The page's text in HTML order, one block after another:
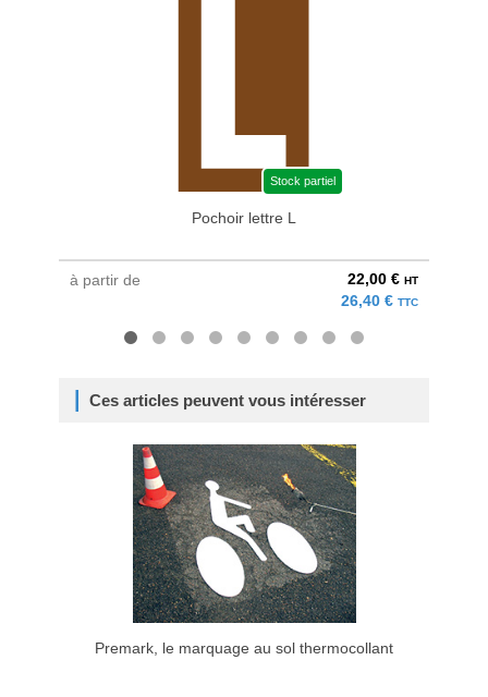
Stock partiel
Pochoir lettre L
à partir de 22,00 € HT
26,40 € TTC
Ces articles peuvent vous intéresser
Premark, le marquage au sol thermocollant